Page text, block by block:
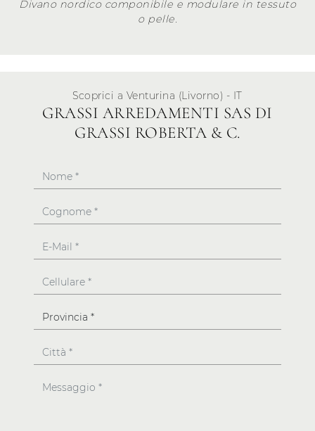
Divano nordico componibile e modulare in tessuto
o pelle.
Scoprici a Venturina (Livorno) - IT
GRASSI ARREDAMENTI SAS DI
GRASSI ROBERTA & C.